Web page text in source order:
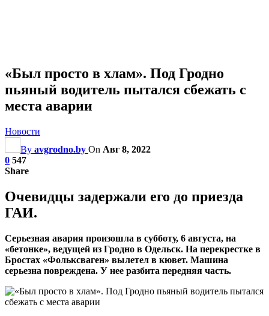
«Был просто в хлам». Под Гродно
пьяный водитель пытался сбежать с
места аварии
Новости
By avgrodno.by On Авг 8, 2022
0 547
Share
Очевидцы задержали его до приезда
ГАИ.
Серьезная авария произошла в субботу, 6 августа, на
«бетонке», ведущей из Гродно в Одельск. На перекрестке в
Бростах «Фольксваген» вылетел в кювет. Машина
серьезна повреждена. У нее разбита передняя часть.